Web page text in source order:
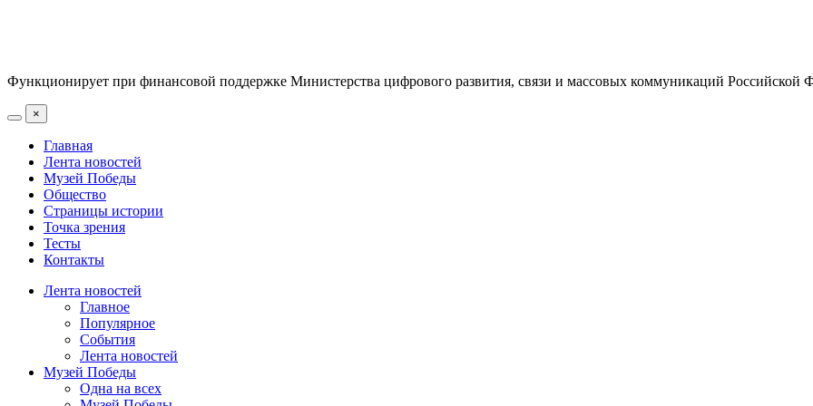
Функционирует при финансовой поддержке Министерства цифрового развития, связи и массовых коммуникаций Российской
×
Главная
Лента новостей
Музей Победы
Общество
Страницы истории
Точка зрения
Тесты
Контакты
Лента новостей
Главное
Популярное
События
Лента новостей
Музей Победы
Одна на всех